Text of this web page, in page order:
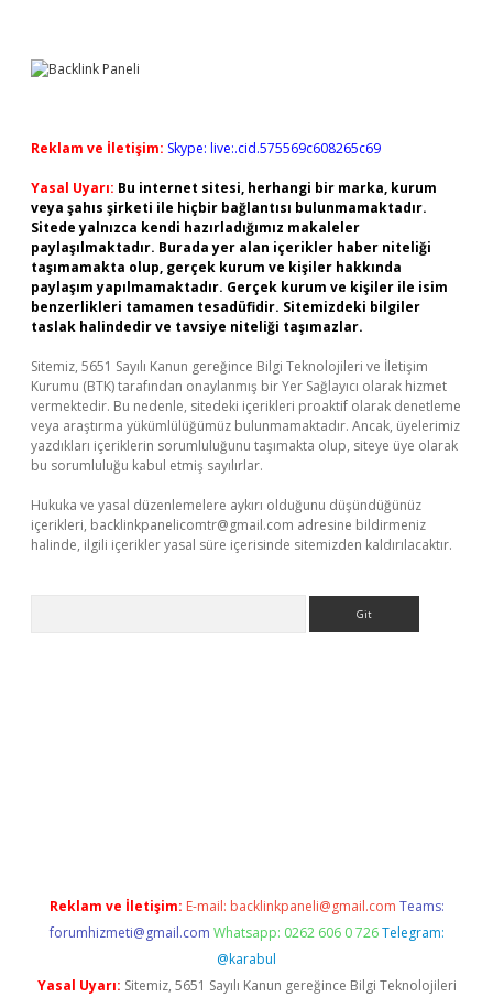
Reklam ve İletişim: Skype: live:.cid.575569c608265c69
Yasal Uyarı: Bu internet sitesi, herhangi bir marka, kurum
veya şahıs şirketi ile hiçbir bağlantısı bulunmamaktadır.
Sitede yalnızca kendi hazırladığımız makaleler
paylaşılmaktadır. Burada yer alan içerikler haber niteliği
taşımamakta olup, gerçek kurum ve kişiler hakkında
paylaşım yapılmamaktadır. Gerçek kurum ve kişiler ile isim
benzerlikleri tamamen tesadüfidir. Sitemizdeki bilgiler
taslak halindedir ve tavsiye niteliği taşımazlar.
Sitemiz, 5651 Sayılı Kanun gereğince Bilgi Teknolojileri ve İletişim
Kurumu (BTK) tarafından onaylanmış bir Yer Sağlayıcı olarak hizmet
vermektedir. Bu nedenle, sitedeki içerikleri proaktif olarak denetleme
veya araştırma yükümlülüğümüz bulunmamaktadır. Ancak, üyelerimiz
yazdıkları içeriklerin sorumluluğunu taşımakta olup, siteye üye olarak
bu sorumluluğu kabul etmiş sayılırlar.
Hukuka ve yasal düzenlemelere aykırı olduğunu düşündüğünüz
içerikleri, backlinkpanelicomtr@gmail.com adresine bildirmeniz
halinde, ilgili içerikler yasal süre içerisinde sitemizden kaldırılacaktır.
Reklam ve İletişim: E-mail: backlinkpaneli@gmail.com Teams:
forumhizmeti@gmail.com Whatsapp: 0262 606 0 726 Telegram:
@karabul
Yasal Uyarı: Sitemiz, 5651 Sayılı Kanun gereğince Bilgi Teknolojileri